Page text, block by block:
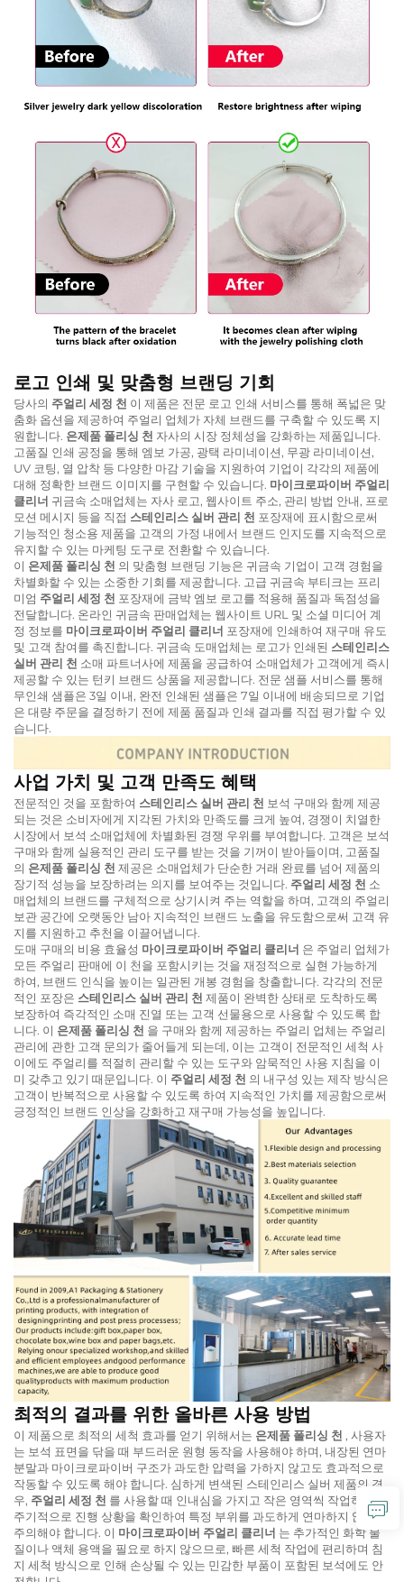
로고 인쇄 및 맞춤형 브랜딩 기회
당사의 주얼리 세정 천 이 제품은 전문 로고 인쇄 서비스를 통해 폭넓은 맞
춤화 옵션을 제공하여 주얼리 업체가 자체 브랜드를 구축할 수 있도록 지
원합니다. 은제품 폴리싱 천 자사의 시장 정체성을 강화하는 제품입니다.
고품질 인쇄 공정을 통해 엠보 가공, 광택 라미네이션, 무광 라미네이션,
UV 코팅, 열 압착 등 다양한 마감 기술을 지원하여 기업이 각각의 제품에
대해 정확한 브랜드 이미지를 구현할 수 있습니다. 마이크로파이버 주얼리
클리너 귀금속 소매업체는 자사 로고, 웹사이트 주소, 관리 방법 안내, 프로
모션 메시지 등을 직접 스테인리스 실버 관리 천 포장재에 표시함으로써
기능적인 청소용 제품을 고객의 가정 내에서 브랜드 인지도를 지속적으로
유지할 수 있는 마케팅 도구로 전환할 수 있습니다.
이 은제품 폴리싱 천 의 맞춤형 브랜딩 기능은 귀금속 기업이 고객 경험을
차별화할 수 있는 소중한 기회를 제공합니다. 고급 귀금속 부티크는 프리
미엄 주얼리 세정 천 포장재에 금박 엠보 로고를 적용해 품질과 독점성을
전달합니다. 온라인 귀금속 판매업체는 웹사이트 URL 및 소셜 미디어 계
정 정보를 마이크로파이버 주얼리 클리너 포장재에 인쇄하여 재구매 유도
및 고객 참여를 촉진합니다. 귀금속 도매업체는 로고가 인쇄된 스테인리스
실버 관리 천 소매 파트너사에 제품을 공급하여 소매업체가 고객에게 즉시
제공할 수 있는 턴키 브랜드 상품을 제공합니다. 전문 샘플 서비스를 통해
무인쇄 샘플은 3일 이내, 완전 인쇄된 샘플은 7일 이내에 배송되므로 기업
은 대량 주문을 결정하기 전에 제품 품질과 인쇄 결과를 직접 평가할 수 있
습니다.
사업 가치 및 고객 만족도 혜택
전문적인 것을 포함하여 스테인리스 실버 관리 천 보석 구매와 함께 제공
되는 것은 소비자에게 지각된 가치와 만족도를 크게 높여, 경쟁이 치열한
시장에서 보석 소매업체에 차별화된 경쟁 우위를 부여합니다. 고객은 보석
구매와 함께 실용적인 관리 도구를 받는 것을 기꺼이 받아들이며, 고품질
의 은제품 폴리싱 천 제공은 소매업체가 단순한 거래 완료를 넘어 제품의
장기적 성능을 보장하려는 의지를 보여주는 것입니다. 주얼리 세정 천 소
매업체의 브랜드를 구체적으로 상기시켜 주는 역할을 하며, 고객의 주얼리
보관 공간에 오랫동안 남아 지속적인 브랜드 노출을 유도함으로써 고객 유
지를 지원하고 추천을 이끌어냅니다.
도매 구매의 비용 효율성 마이크로파이버 주얼리 클리너 은 주얼리 업체가
모든 주얼리 판매에 이 천을 포함시키는 것을 재정적으로 실현 가능하게
하여, 브랜드 인식을 높이는 일관된 개봉 경험을 창출합니다. 각각의 전문
적인 포장은 스테인리스 실버 관리 천 제품이 완벽한 상태로 도착하도록
보장하여 즉각적인 소매 진열 또는 고객 선물용으로 사용할 수 있도록 합
니다. 이 은제품 폴리싱 천 을 구매와 함께 제공하는 주얼리 업체는 주얼리
관리에 관한 고객 문의가 줄어들게 되는데, 이는 고객이 전문적인 세척 사
이에도 주얼리를 적절히 관리할 수 있는 도구와 암묵적인 사용 지침을 이
미 갖추고 있기 때문입니다. 이 주얼리 세정 천 의 내구성 있는 제작 방식은
고객이 반복적으로 사용할 수 있도록 하여 지속적인 가치를 제공함으로써
긍정적인 브랜드 인상을 강화하고 재구매 가능성을 높입니다.
최적의 결과를 위한 올바른 사용 방법
이 제품으로 최적의 세척 효과를 얻기 위해서는 은제품 폴리싱 천 , 사용자
는 보석 표면을 닦을 때 부드러운 원형 동작을 사용해야 하며, 내장된 연마
분말과 마이크로파이버 구조가 과도한 압력을 가하지 않고도 효과적으로
작동할 수 있도록 해야 합니다. 심하게 변색된 스테인리스 실버 제품의 경
우, 주얼리 세정 천 를 사용할 때 인내심을 가지고 작은 영역씩 작업하면서
주기적으로 진행 상황을 확인하여 특정 부위를 과도하게 연마하지 않도록
주의해야 합니다. 이 마이크로파이버 주얼리 클리너 는 추가적인 화학 물
질이나 액체 용액을 필요로 하지 않으므로, 빠른 세척 작업에 편리하며 침
지 세척 방식으로 인해 손상될 수 있는 민감한 부품이 포함된 보석에도 안